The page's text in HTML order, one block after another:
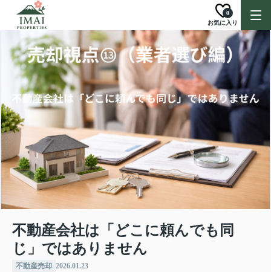
お気に入り
0
不動産会社は「どこに頼んでも同
じ」ではありません
不動産売却 2026.01.23